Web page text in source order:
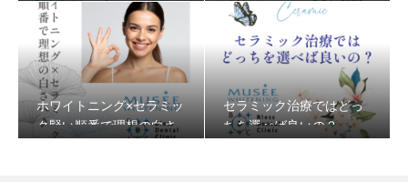
おきたいポイント
ホワイトニング×セラミッ
ク賢い順番で理想の白さ
セラミック治療ではどっ
ちを選べば良いの？